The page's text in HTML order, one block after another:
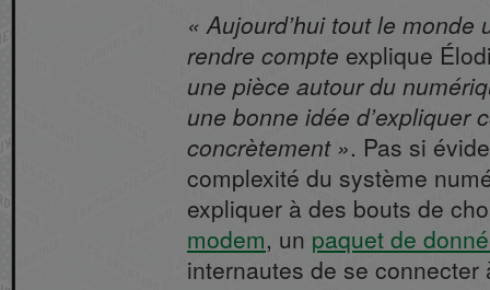
Aujourd’hui tout le monde
rendre compte explique
une pièce autour du
une bonne idée d’expliquer
concrètement
. Pas si
complexité du système
expliquer à des bouts de
modem, un paquet de
internautes de se connecter